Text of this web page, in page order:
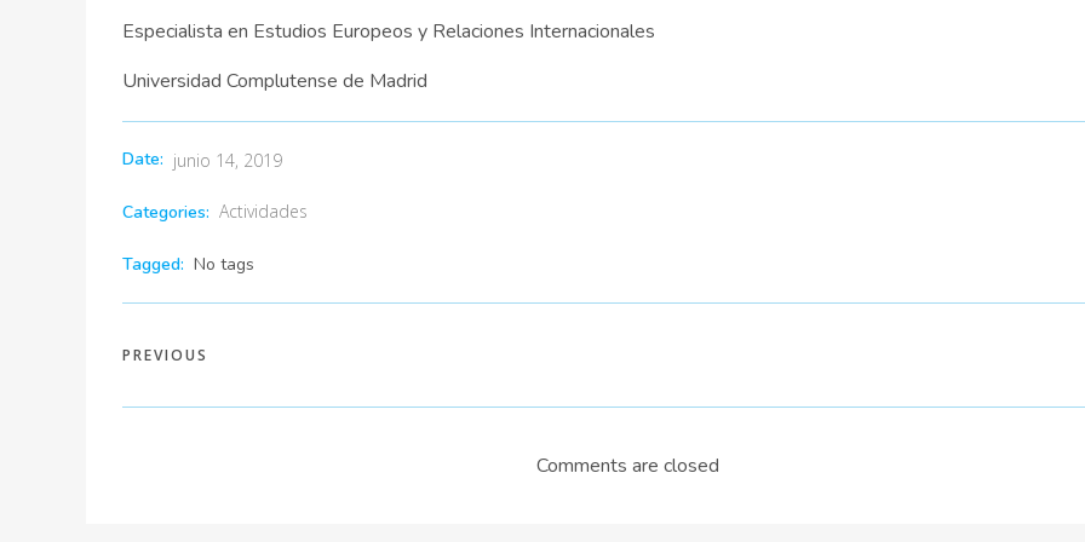
Especialista en Estudios Europeos y Relaciones Internacionales
Universidad Complutense de Madrid
Date: junio 14, 2019
Categories: Actividades
Tagged: No tags
PREVIOUS
Comments are closed